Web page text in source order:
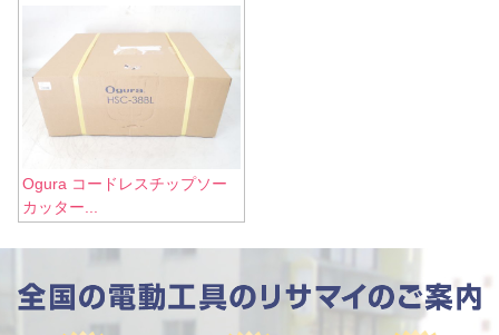
Ogura コードレスチップソー
カッター...